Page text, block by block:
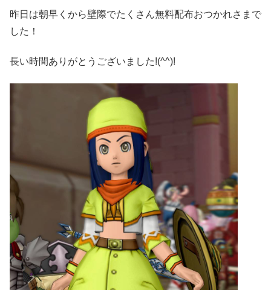
昨日は朝早くから壁際でたくさん無料配布おつかれさまで
した！
長い時間ありがとうございました!(^^)!